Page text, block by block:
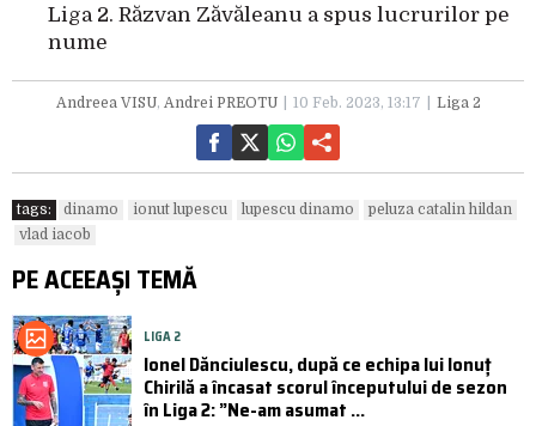
Liga 2. Răzvan Zăvăleanu a spus lucrurilor pe
nume
Andreea VISU, Andrei PREOTU 10 Feb. 2023, 13:17 Liga 2
tags: dinamo ionut lupescu lupescu dinamo
peluza catalin hildan
vlad iacob
PE ACEEAȘI TEMĂ
LIGA 2
Ionel Dănciulescu, după ce echipa lui Ionuț
Chirilă a încasat scorul începutului de sezon
în Liga 2: ”Ne-am asumat ...